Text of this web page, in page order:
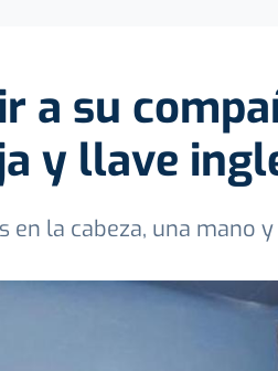
a su
y llave
la cabeza, una mano